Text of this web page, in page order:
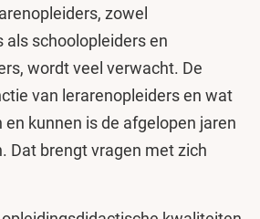
zowel
schoolopleiders en
wordt veel verwacht. De
van lerarenopleiders en wat
kunnen is de afgelopen jaren
Dat brengt vragen met zich